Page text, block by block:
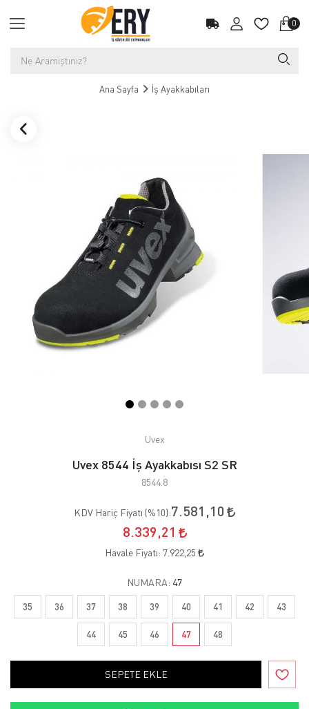
0
Ana Sayfa İş Ayakkabıları
Uvex
Uvex 8544 İş Ayakkabısı S2 SR
8544.8
KDV Hariç Fiyatı (%10):7.581,10
8.339,21
Havale Fiyatı: 7.922,25
NUMARA: 47
35 36 37 38 39 40 41 42 43
44 45 46 47 48
SEPETE EKLE